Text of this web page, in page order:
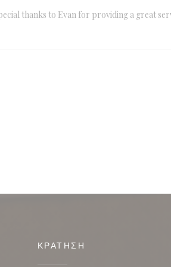
thanks to Evan for providing a great
ΚΡΆΤΗΣΗ